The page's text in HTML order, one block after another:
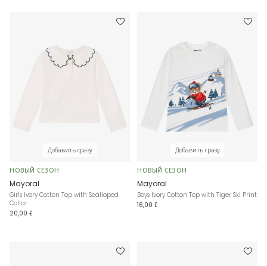
Добавить сразу
НОВЫЙ СЕЗОН
Mayoral
Girls Ivory Cotton Top with Scalloped
Collar
20,00 £
Добавить сразу
НОВЫЙ СЕЗОН
Mayoral
Boys Ivory Cotton Top with Tiger Ski Print
16,00 £